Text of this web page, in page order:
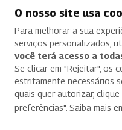
Asa Sul, SPO Área
O nosso site usa
Para melhorar a sua
serviços personalizados,
você terá acesso a
Se clicar em "Rejeitar", os
estritamente necessários
quais quer autorizar,
preferências". Saiba mais